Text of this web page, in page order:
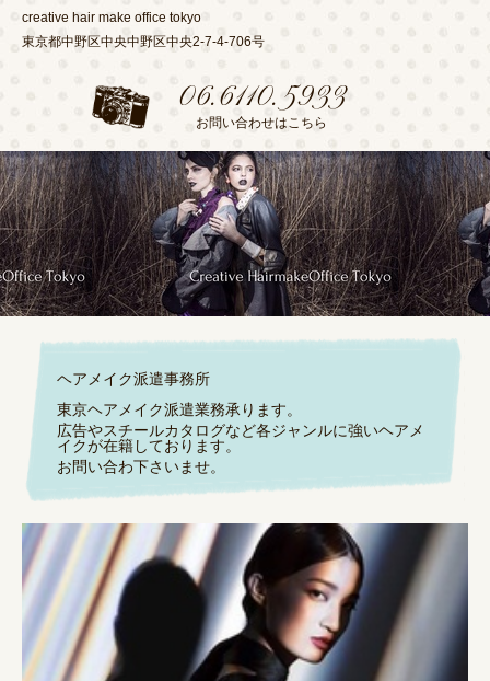
creative hair make office tokyo
東京都中野区中央中野区中央2-7-4-706号
06.6110.5933
お問い合わせはこちら
ヘアメイク派遣事務所
東京ヘアメイク派遣業務承ります。
広告やスチールカタログなど各ジャンルに強いヘアメ
イクが在籍しております。
お問い合わ下さいませ。